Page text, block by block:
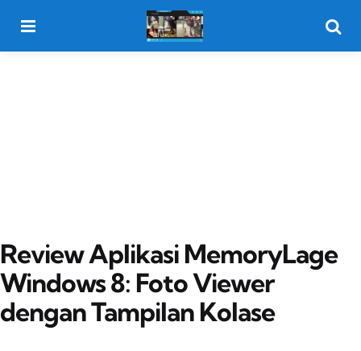
Review Aplikasi MemoryLage
Windows 8: Foto Viewer
dengan Tampilan Kolase